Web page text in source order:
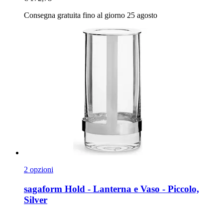
Consegna gratuita fino al giorno 25 agosto
2 opzioni
sagaform Hold -​ Lanterna e Vaso -​ Piccolo,
Silver